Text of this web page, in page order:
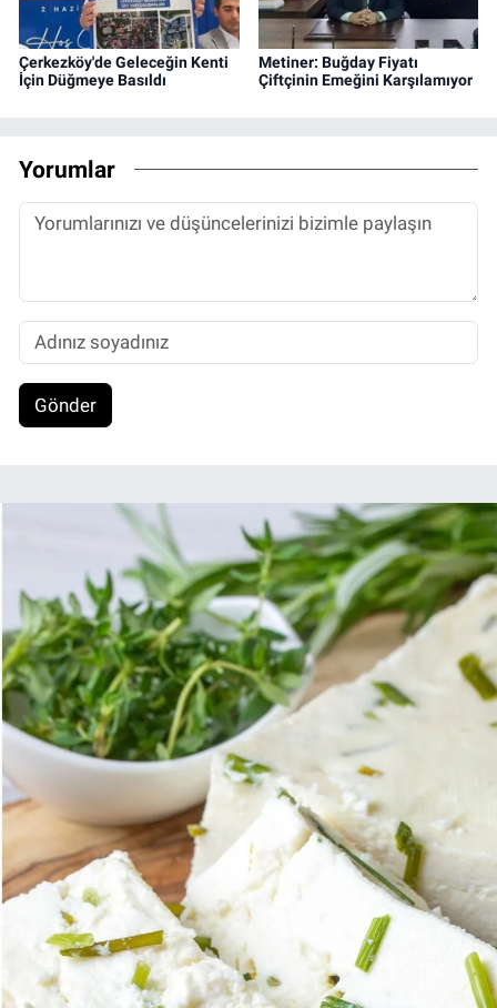
Çerkezköy'de Geleceğin Kenti
İçin Düğmeye Basıldı
Metiner: Buğday Fiyatı
Çiftçinin Emeğini Karşılamıyor
Yorumlar
Gönder